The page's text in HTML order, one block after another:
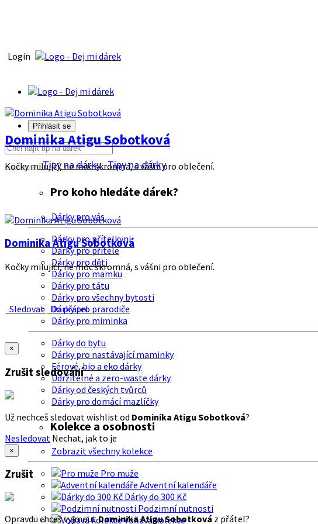
Login
Přihlásit se
Tipy na dárkyTipy na dárky
Pro koho hledáte dárek?
Dárky pro vás
Dárky pro přítelkyni
Dárky pro přítele
Dárky pro děti
Dárky pro mamku
Dárky pro tátu
Dárky pro všechny bytosti
Dárky pro prarodiče
Dárky pro miminka
Dárky do bytu
Dárky pro nastávající maminky
Férové, bio a eko dárky
Udržitelné a zero-waste dárky
Dárky od českých tvůrců
Dárky pro domácí mazlíčky
Kolekce a osobnosti
Zobrazit všechny kolekce
Pro muže
Adventní kalendáře
Dárky do 300 Kč
Podzimní nutnosti
Voňavá kolekce
Dominika Atigu Sobotková
Kočky milující, ne moc skromná, s vášni pro oblečení.
Dominika Atigu Sobotková
Kočky milující, ne moc skromná, s vášni pro oblečení.
Sledovat Do přátel
×
Zrušit sledování
Už nechceš sledovat wishlist od Dominika Atigu Sobotková?
Nesledovat Nechat, jak to je
×
Zrušit
Opravdu chceš vyjmoutDominika Atigu Sobotková z přátel?